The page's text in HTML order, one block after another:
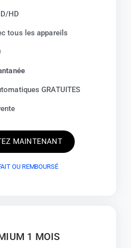
HD
tous les appareils
GRATUITES
MAINTENANT
OU REMBOURSÉ
1 MOIS